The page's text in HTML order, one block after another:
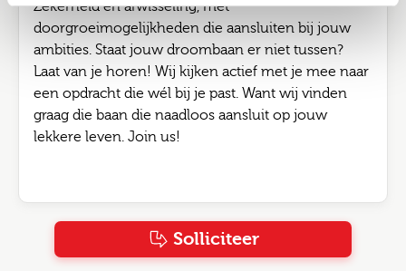
Zekerheid én afwisseling, met
doorgroeimogelijkheden die aansluiten bij jouw
ambities. Staat jouw droombaan er niet tussen?
Laat van je horen! Wij kijken actief met je mee naar
een opdracht die wél bij je past. Want wij vinden
graag die baan die naadloos aansluit op jouw
lekkere leven. Join us!
Solliciteer